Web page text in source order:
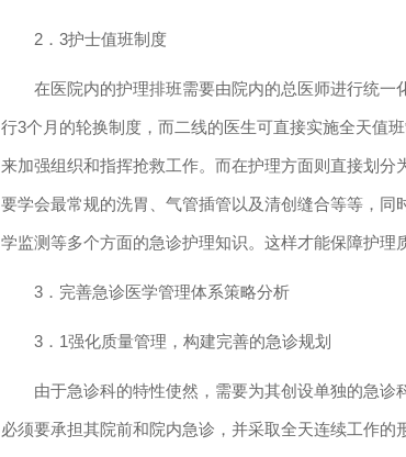
2．3护士值班制度
在医院内的护理排班需要由院内的总医师进行统
行3个月的轮换制度，而二线的医生可直接实施全天值
来加强组织和指挥抢救工作。而在护理方面则直接划
要学会最常规的洗胃、气管插管以及清创缝合等等，
学监测等多个方面的急诊护理知识。这样才能保障护理
3．完善急诊医学管理体系策略分析
3．1强化质量管理，构建完善的急诊规划
由于急诊科的特性使然，需要为其创设单独的急
必须要承担其院前和院内急诊，并采取全天连续工作